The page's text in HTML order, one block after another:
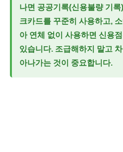
나면 공공기록(신용불량 기록
크카드를 꾸준히 사용하고,
아 연체 없이 사용하면 신용
있습니다. 조급해하지 말고
아나가는 것이 중요합니다.